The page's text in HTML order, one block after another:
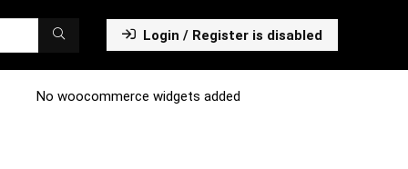
Login / Register is disabled
No woocommerce widgets added